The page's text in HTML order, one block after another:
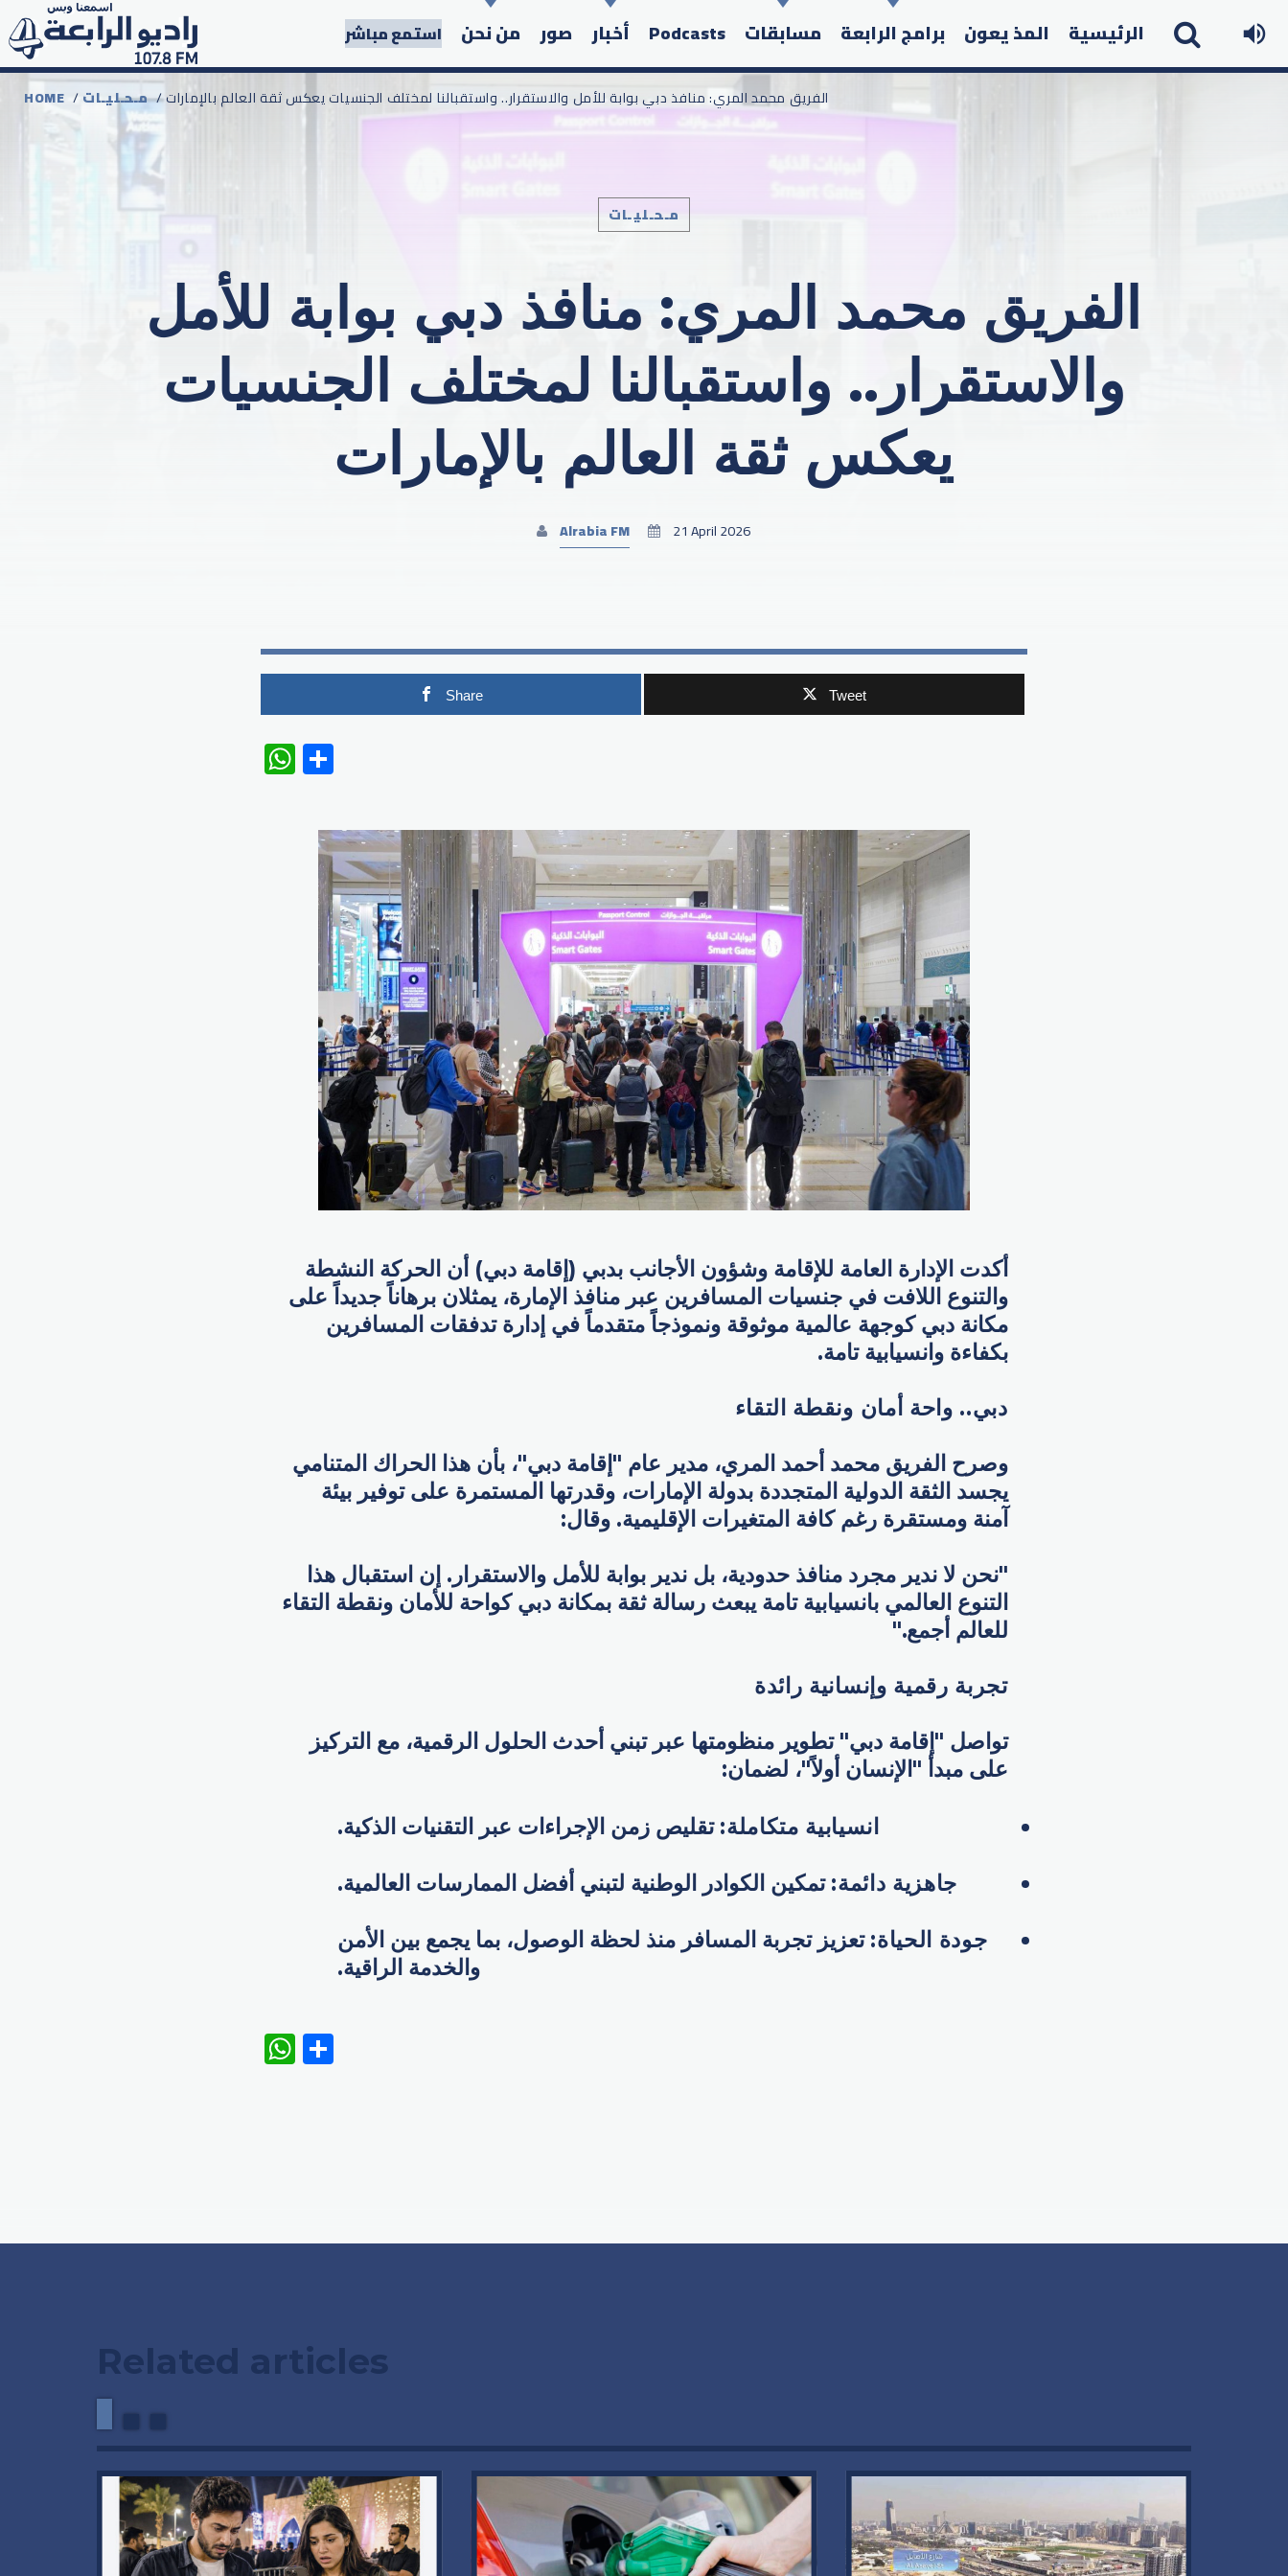
الرئيسية المذ يعون برامج الرابعة مسابقات Podcasts أخبار صور من نحن استمع مباشر
Search in the website:
HOME /مـحـليـات / الفريق محمد المري: منافذ دبي بوابة للأمل والاستقرار.. واستقبالنا لمختلف الجنسيات يعكس ثقة العالم بالإمارات
مـحـليـات
الفريق محمد المري: منافذ دبي بوابة للأمل
والاستقرار.. واستقبالنا لمختلف الجنسيات
يعكس ثقة العالم بالإمارات
Alrabia FM 21 April 2026
Share Tweet
WhatsApp
أكدت الإدارة العامة للإقامة وشؤون الأجانب بدبي (إقامة دبي) أن الحركة النشطة
والتنوع اللافت في جنسيات المسافرين عبر منافذ الإمارة، يمثلان برهاناً جديداً على
مكانة دبي كوجهة عالمية موثوقة ونموذجاً متقدماً في إدارة تدفقات المسافرين
بكفاءة وانسيابية تامة.
دبي.. واحة أمان ونقطة التقاء
وصرح الفريق محمد أحمد المري، مدير عام "إقامة دبي"، بأن هذا الحراك المتنامي
يجسد الثقة الدولية المتجددة بدولة الإمارات، وقدرتها المستمرة على توفير بيئة
آمنة ومستقرة رغم كافة المتغيرات الإقليمية. وقال:
"نحن لا ندير مجرد منافذ حدودية، بل ندير بوابة للأمل والاستقرار. إن استقبال هذا
التنوع العالمي بانسيابية تامة يبعث رسالة ثقة بمكانة دبي كواحة للأمان ونقطة التقاء
للعالم أجمع."
تجربة رقمية وإنسانية رائدة
تواصل "إقامة دبي" تطوير منظومتها عبر تبني أحدث الحلول الرقمية، مع التركيز
على مبدأ "الإنسان أولاً"، لضمان:
انسيابية متكاملة: تقليص زمن الإجراءات عبر التقنيات الذكية.
جاهزية دائمة: تمكين الكوادر الوطنية لتبني أفضل الممارسات العالمية.
جودة الحياة: تعزيز تجربة المسافر منذ لحظة الوصول، بما يجمع بين الأمن
والخدمة الراقية.
WhatsApp
Related articles